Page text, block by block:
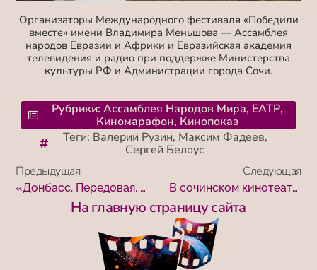
Организаторы Международного фестиваля «Победили
вместе» имени Владимира Меньшова — Ассамблея
народов Евразии и Африки и Евразийская академия
телевидения и радио при поддержке Министерства
культуры РФ и Администрации города Сочи.
Рубрики: Ассамблея Народов Мира, ЕАТР,
Киномарафон, Кинопоказ
Теги: Валерий Рузин, Максим Фадеев,
Сергей Белоус
Предыдущая
«Донбасс. Передовая. Казаки»: мировая премьера документального фильма Валерия Тимощенко прошла в Сочи
Следующая
В сочинском кинотеатре «Родина» председатель жюри Национального конкурса Сергей Дебижев представил свой фильм «Крест»
На главную страницу сайта